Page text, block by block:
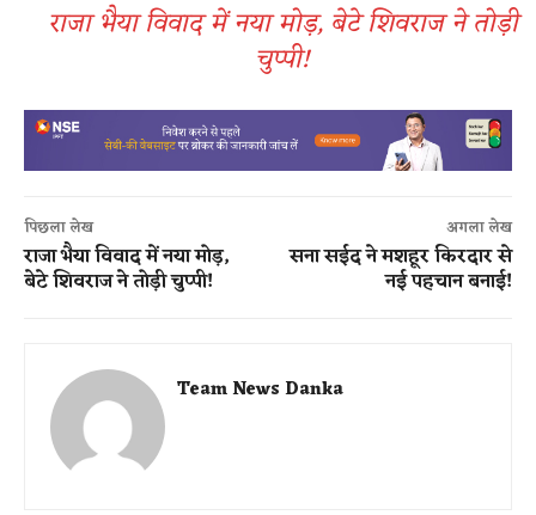
राजा भैया विवाद में नया मोड़, बेटे शिवराज ने तोड़ी
चुप्पी!
पिछला लेख
राजा भैया विवाद में नया मोड़,
बेटे शिवराज ने तोड़ी चुप्पी!
अगला लेख
सना सईद ने मशहूर किरदार से
नई पहचान बनाई!
Team News Danka